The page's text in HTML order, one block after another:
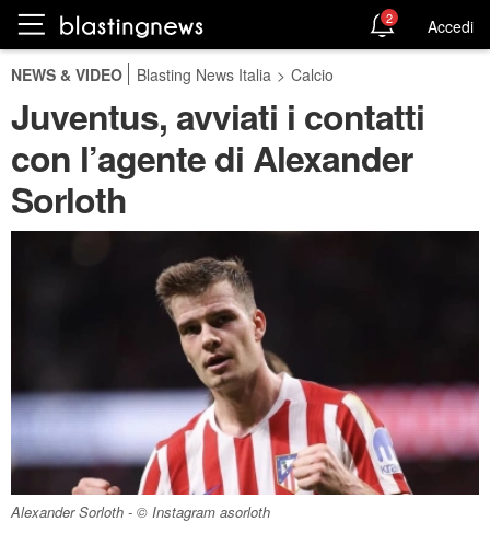
2 Accedi
NEWS & VIDEO Blasting News Italia > Calcio
Juventus, avviati i contatti
con l’agente di Alexander
Sorloth
Alexander Sorloth - ©️ Instagram asorloth